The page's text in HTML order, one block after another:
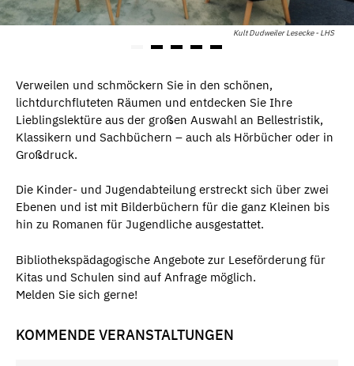
Kult Dudweiler Lesecke - LHS
Verweilen und schmöckern Sie in den schönen,
lichtdurchfluteten Räumen und entdecken Sie Ihre
Lieblingslektüre aus der großen Auswahl an Bellestristik,
Klassikern und Sachbüchern – auch als Hörbücher oder in
Großdruck.
Die Kinder- und Jugendabteilung erstreckt sich über zwei
Ebenen und ist mit Bilderbüchern für die ganz Kleinen bis
hin zu Romanen für Jugendliche ausgestattet.
Bibliothekspädagogische Angebote zur Leseförderung für
Kitas und Schulen sind auf Anfrage möglich.
Melden Sie sich gerne!
KOMMENDE VERANSTALTUNGEN